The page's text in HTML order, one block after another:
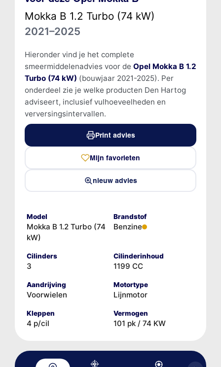
Mokka B 1.2 Turbo (74 kW)
2021–2025
Hieronder vind je het complete
smeermiddelenadvies voor de Opel Mokka B 1.2
Turbo (74 kW) (bouwjaar 2021-2025). Per
onderdeel zie je welke producten Den Hartog
adviseert, inclusief vulhoeveelheden en
verversingsintervallen.
Print advies
Mijn favorieten
nieuw advies
Model
Mokka B 1.2 Turbo (74
kW)
Brandstof
Benzine
Cilinders
3
Cilinderinhoud
1199 CC
Aandrijving
Voorwielen
Motortype
Lijnmotor
Kleppen
4 p/cil
Vermogen
101 pk / 74 KW